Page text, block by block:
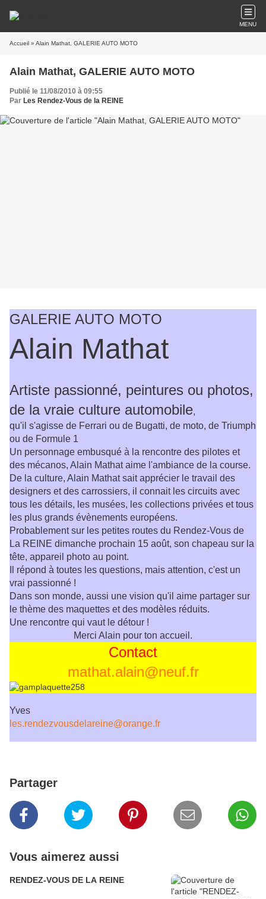
MENU
Accueil » Alain Mathat, GALERIE AUTO MOTO
Alain Mathat, GALERIE AUTO MOTO
Publié le 11/08/2010 à 09:55
Par Les Rendez-Vous de la REINE
GALERIE AUTO MOTO
Alain Mathat
Artiste passionné, peintures ou photos,
de la vraie culture automobile,
qu'il s'agisse de Ferrari ou de Bugatti, de moto, de Triumph
ou de Formule 1
Un personnage embusqué à la rencontre des pilotes et
des mécanos, Alain Mathat aime l'ambiance de la course.
De la culture, Alain Mathat sait apprécier le travail des
designers et des carrossiers, il connait les circuits avec
tous les détails, les musées, les collections privées et tous
les plus grands évènements européens.
Probablement sur les petites routes du Rendez-Vous de
La REINE dimanche prochain 15 août, son chapeau sur la
tête, appareil photo au point.
Il répond à toutes les questions, mais attention, c'est un
vrai passionné !
Dans son monde, aussi une vision qu'il aime partager sur
le thème des maquettes et des modèles réduits.
Une rencontre qui vaut le détour !
Merci Alain pour ton accueil.
Contact
mathat.alain@neuf.fr
Yves
les.rendezvousdelareine@orange.fr
Partager
Vous aimerez aussi
RENDEZ-VOUS DE LA REINE